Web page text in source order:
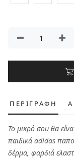
ΠΕΡΙΓΡΑΦΗ
Το μικρό σου θα
παιδικά adidas
δέρμα, φαρδιά